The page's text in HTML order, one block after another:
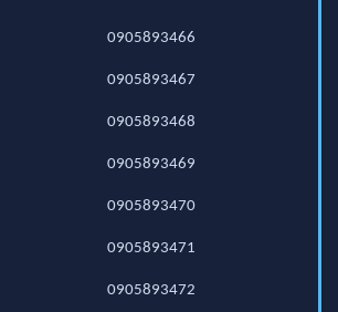
0905893466
0905893467
0905893468
0905893469
0905893470
0905893471
0905893472